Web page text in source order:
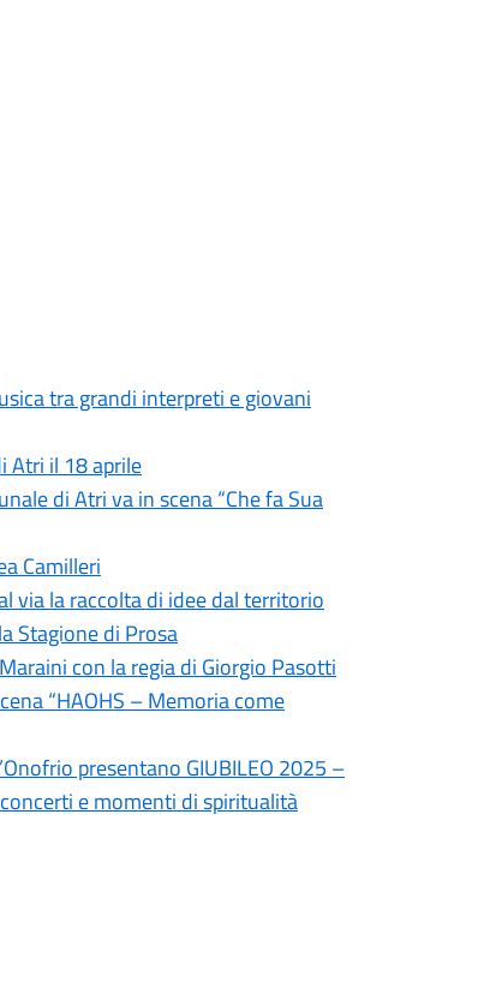
tra grandi interpreti e giovani
Atri il 18 aprile
di Atri va in scena “Che fa Sua
Camilleri
via la raccolta di idee dal territorio
Stagione di Prosa
con la regia di Giorgio Pasotti
“HAOHS – Memoria come
presentano GIUBILEO 2025 –
e momenti di spiritualità